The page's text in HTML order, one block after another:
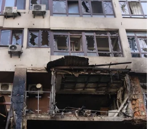
trị kìm hãm tăng